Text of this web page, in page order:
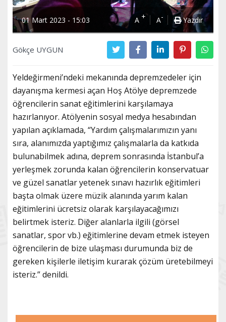
01 Mart 2023 - 15:03 A + A- Yazdır
Gökçe UYGUN
Yeldeğirmeni’ndeki mekanında depremzedeler için
dayanışma kermesi açan Hoş Atölye depremzede
öğrencilerin sanat eğitimlerini karşılamaya
hazırlanıyor. Atölyenin sosyal medya hesabından
yapılan açıklamada, “Yardım çalışmalarımızın yanı
sıra, alanımızda yaptığımız çalışmalarla da katkıda
bulunabilmek adına, deprem sonrasında İstanbul’a
yerleşmek zorunda kalan öğrencilerin konservatuar
ve güzel sanatlar yetenek sınavı hazırlık eğitimleri
başta olmak üzere müzik alanında yarım kalan
eğitimlerini ücretsiz olarak karşılayacağımızı
belirtmek isteriz. Diğer alanlarla ilgili (görsel
sanatlar, spor vb.) eğitimlerine devam etmek isteyen
öğrencilerin de bize ulaşması durumunda biz de
gereken kişilerle iletişim kurarak çözüm üretebilmeyi
isteriz.” denildi.